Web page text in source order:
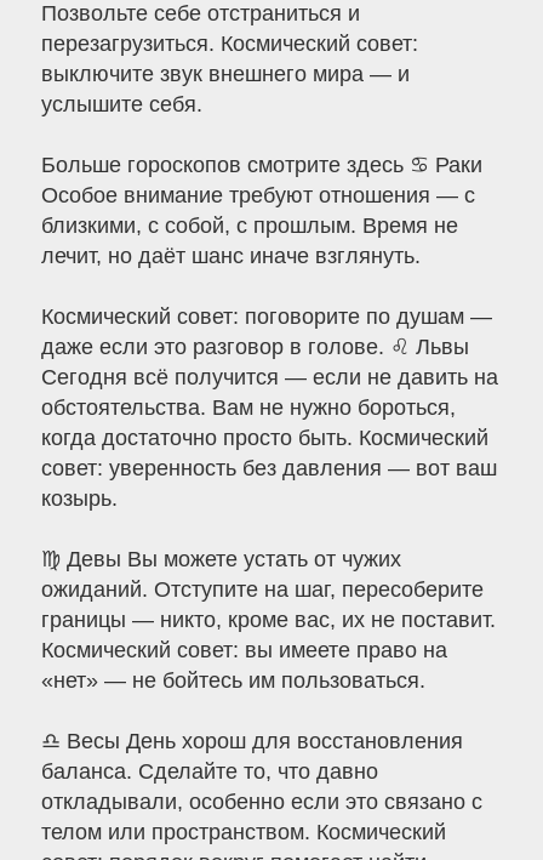
Позвольте себе отстраниться и
перезагрузиться. Космический совет:
выключите звук внешнего мира — и
услышите себя.
Больше гороскопов смотрите здесь ♋ Раки
Особое внимание требуют отношения — с
близкими, с собой, с прошлым. Время не
лечит, но даёт шанс иначе взглянуть.
Космический совет: поговорите по душам —
даже если это разговор в голове. ♌ Львы
Сегодня всё получится — если не давить на
обстоятельства. Вам не нужно бороться,
когда достаточно просто быть. Космический
совет: уверенность без давления — вот ваш
козырь.
♍ Девы Вы можете устать от чужих
ожиданий. Отступите на шаг, пересоберите
границы — никто, кроме вас, их не поставит.
Космический совет: вы имеете право на
«нет» — не бойтесь им пользоваться.
♎ Весы День хорош для восстановления
баланса. Сделайте то, что давно
откладывали, особенно если это связано с
телом или пространством. Космический